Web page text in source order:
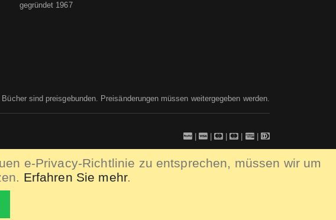
e-Privacy-Richtlinie zu entsprechen, müssen wir um
Erfahren Sie mehr.
gegründet 1967
Bücher sind preisgebunden. Preisänderungen müssen weitergegeben werden.
| | |